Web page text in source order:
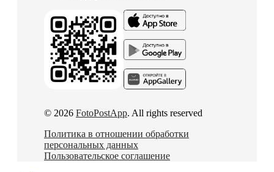
© 2026 FotoPostApp. All rights reserved
Политика в отношении обработки
персональных данных
Пользовательское соглашение